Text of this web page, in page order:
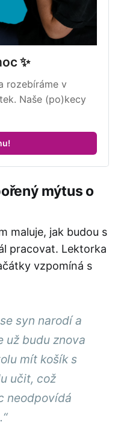
✨
rozebíráme v
Naše (po)kecy
mýtus o
maluje, jak budou s
pracovat. Lektorka
vzpomíná s
syn narodí a
už budu znova
mít košík s
učit, což
neodpovídá